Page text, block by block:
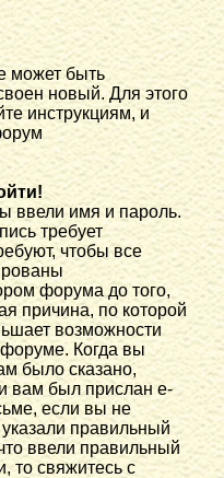
может быть
новый. Для этого
инструкциям, и
ввели имя и пароль.
требует
чтобы все
форума до того,
причина, по которой
возможности
Когда вы
было сказано,
вам был прислан e-
если вы не
правильный
ввели правильный
то свяжитесь с